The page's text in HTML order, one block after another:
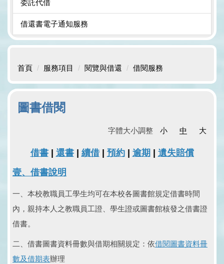
委託代借
借還書電子通知服務
首頁 服務項目 閱覽與借還 借閱服務
圖書借閱
字體大小調整 小 中 大
借書| 還書| 續借| 預約| 逾期
遺失賠償
壹、借書說明
一、本校教職員工學生均可在本校各圖書館規定借書時間
內，親持本人之教職員工證、學生證或圖書館核發之借書證
借書。
二、借書圖書資料冊數與借期相關規定：依借閱圖書資料冊
數及借期表辦理